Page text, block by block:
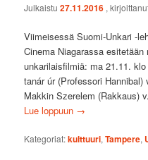
Julkaistu27.11.2016 ,
Viimeisessä Suomi-Unkari -
Cinema Niagarassa
unkarilaisfilmiä: ma 21.11.
tanár úr (Professori
Makkin Szerelem (Rakkaus)
Lue loppuun →
Kategoriat:kulttuuri,Tampere,